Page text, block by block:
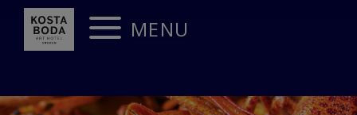
MENU